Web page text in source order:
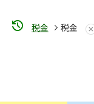
税金 税金